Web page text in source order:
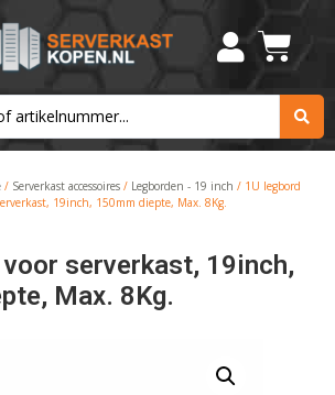
/ Serverkast accessoires / Legborden - 19 inch / 1U legbord
19inch, 150mm diepte, Max. 8Kg.
voor serverkast, 19inch,
Max. 8Kg.